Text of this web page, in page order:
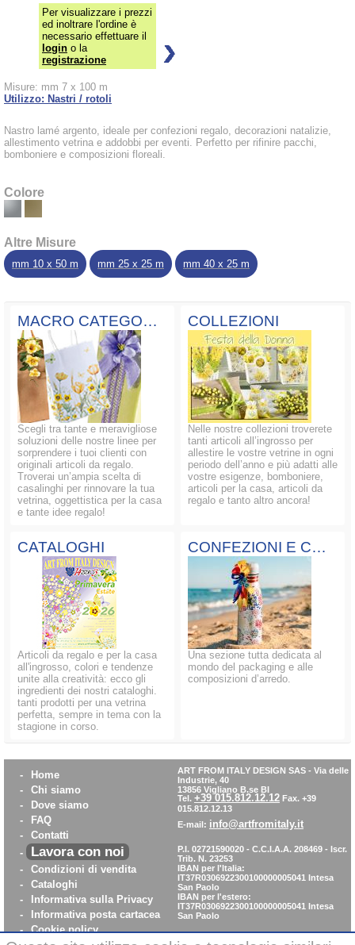
Per visualizzare i prezzi
ed inoltrare l'ordine è
necessario effettuare il
login o la
registrazione
Misure: mm 7 x 100 m
Utilizzo: Nastri / rotoli
Nastro lamé argento, ideale per confezioni regalo, decorazioni natalizie,
allestimento vetrina e addobbi per eventi. Perfetto per rifinire pacchi,
bomboniere e composizioni floreali.
Colore
Altre Misure
mm 10 x 50 m mm 25 x 25 m mm 40 x 25 m
MACRO CATEGORIE
Scegli tra tante e meravigliose
soluzioni delle nostre linee per
sorprendere i tuoi clienti con
originali articoli da regalo.
Troverai un’ampia scelta di
casalinghi per rinnovare la tua
vetrina, oggettistica per la casa
e tante idee regalo!
COLLEZIONI
Nelle nostre collezioni troverete
tanti articoli all’ingrosso per
allestire le vostre vetrine in ogni
periodo dell’anno e più adatti alle
vostre esigenze, bomboniere,
articoli per la casa, articoli da
regalo e tanto altro ancora!
CATALOGHI
Articoli da regalo e per la casa
all'ingrosso, colori e tendenze
unite alla creatività: ecco gli
ingredienti dei nostri cataloghi.
tanti prodotti per una vetrina
perfetta, sempre in tema con la
stagione in corso.
CONFEZIONI E COMPOSIZIONI
Una sezione tutta dedicata al
mondo del packaging e alle
composizioni d’arredo.
-
Home
-
Chi siamo
-
Dove siamo
-
FAQ
-
Contatti
-
Lavora con noi
-
Condizioni di vendita
-
Cataloghi
-
Informativa sulla Privacy
-
Informativa posta cartacea
- Cookie policy
ART FROM ITALY DESIGN SAS - Via delle
Industrie, 40
13856 Vigliano B.se BI
Tel. +39 015.812.12.12 Fax. +39
015.812.12.13
E-mail: info@artfromitaly.it
P.I. 02721590020 - C.C.I.A.A. 208469 - Iscr.
Trib. N. 23253
IBAN per l'Italia:
IT37R0306922300100000005041 Intesa
San Paolo
IBAN per l'estero:
IT37R0306922300100000005041 Intesa
San Paolo